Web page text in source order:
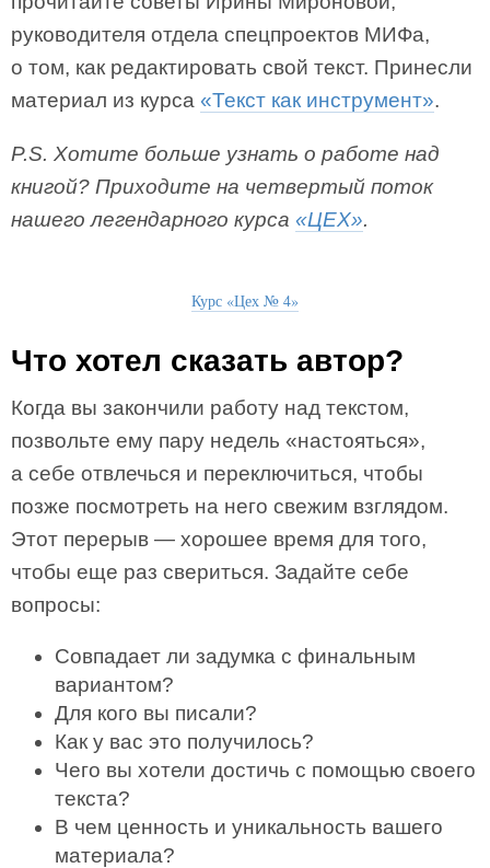
руководителя отдела спецпроектов МИФа,
о том, как редактировать свой текст. Принесли
материал из курса «Текст как инструмент».
P.S. Хотите больше узнать о работе над
книгой? Приходите на четвертый поток
нашего легендарного курса «ЦЕХ».
Курс «Цех № 4»
Что хотел сказать автор?
Когда вы закончили работу над текстом,
позвольте ему пару недель «настояться»,
а себе отвлечься и переключиться, чтобы
позже посмотреть на него свежим взглядом.
Этот перерыв — хорошее время для того,
чтобы еще раз свериться. Задайте себе
вопросы:
Совпадает ли задумка с финальным
вариантом?
Для кого вы писали?
Как у вас это получилось?
Чего вы хотели достичь с помощью своего
текста?
В чем ценность и уникальность вашего
материала?